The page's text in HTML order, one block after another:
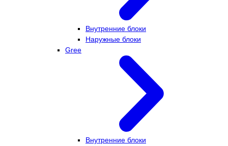
Внутренние блоки
Наружные блоки
Gree
Внутренние блоки